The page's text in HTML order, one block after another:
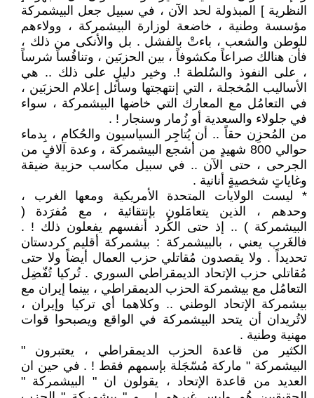
النظرية ] المبذولة لحد الآن ، في سبيل جعل البيشمركة
مؤسسة وطنية ، خاضعة لوزارة البيشمركة ، وولاءهم
للوطن والشعب ، باءتْ بالفشل . بل والأنكى من ذلك ،
فأن هنالك صراعاً مكشوفاً ، بين الحزبَين ، وتنافُساً شرساً
، على النفوذ والسُلطة !. وخير دليلٍ على ذلك .. هي
الأساليب المُخجلة ، التي إنتهجتها وسائل إعلام الحزبَين ،
في التعامُل مع المعارك التي خاضها البيشمركة ، سواء
في جلولاء والسعدية أو زُمار وسنجار ! .
من المُحزِن حقاً .. أن يُتاجِر السياسيون والحُكام ، بِدماء
حوالي 800 شهيدٍ من أشجع البيشمركة ، وعدة آلافٍ من
الجرحى ، حتى الآن .. في سبيل مكاسب حزبية ضيقة
وغاياتٍ شخصيةٍ أنانية .
* ليست الولايات المتحدة الأمريكية ومعها الغرب ،
وحدهم ، الذين يتعامَلون بإنتقائية ، مع مُفرَدة (
البيشمركة ) .. إذ حتى الكُرد أنفسهم يفعلون ذلك ! .
فالغَرب يعني ، بالبيشمركة : بيشمركة أقليم كردستان
تحديداً . ولا يقصدون مُقاتلي حزب العمال أيضاً ولا حتى
مُقاتلي حزب الإتحاد الديمقراطي السوري . تُركيا تُفّضِل
التعامُل مع بيشمركة الحزب الديمقراطي ، بينما إيران مع
بيشمركة الإتحاد الوطني .. وكلاهما أي تركيا وإيران ،
لاتُريدان أن يتحد البيشمركة في الواقع ويصبحوا قوات
مهنية وطنية .
الكثير من قاعدة الحزب الديمقراطي ، يعتبرون "
البيشمركة " ماركة مُسّجَلة بإسمهم فقط ! . في حين ان
العديد من قاعدة الإتحاد ، يقولون ان " البيشمركة "